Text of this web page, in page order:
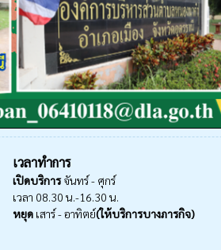
เวลาทำการ
เปิดบริการจันทร์ - ศุกร์
เวลา 08.30 น.-16.30 น.
หยุด เสาร์ - อาทิตย์(ให้บริการบางภารกิจ)